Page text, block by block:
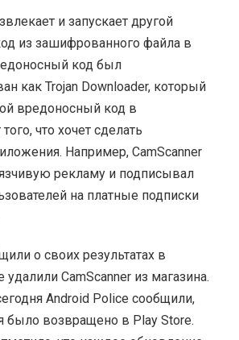
и запускает другой
из зашифрованного файла в
код был
как Trojan Downloader, который
вредоносный код в
что хочет сделать
Например, CamScanner
рекламу и подписывал
на платные подписки
о своих результатах в
удалили CamScanner из магазина.
Android Police сообщили,
было возвращено в Play Store.